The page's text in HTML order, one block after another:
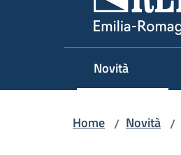
Novità
Home / Novità /